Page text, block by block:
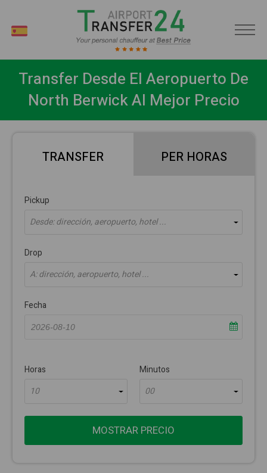
Transfer Desde El Aeropuerto De
North Berwick Al Mejor Precio
TRANSFER PER HORAS
Pickup
Desde: dirección, aeropuerto, hotel ...
Drop
A: dirección, aeropuerto, hotel ...
Fecha
Horas
10
Minutos
00
MOSTRAR PRECIO